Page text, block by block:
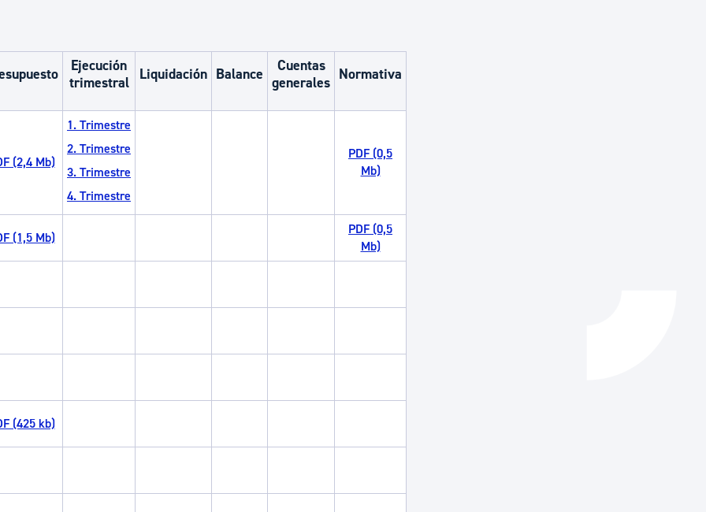
Administración municipal
Ejecución
trimestral
Liquidación Balance
Cuentas
generales Normativa
(2,4 Mb)
1. Trimestre
2. Trimestre
3. Trimestre
4. Trimestre
PDF (0,5
Mb)
(1,5 Mb)
PDF (0,5
Mb)
(425 kb)